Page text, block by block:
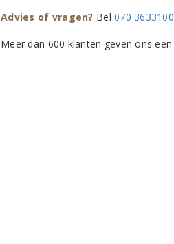
Advies of vragen? Bel070 3633100
Meer dan 600 klanten geven ons een